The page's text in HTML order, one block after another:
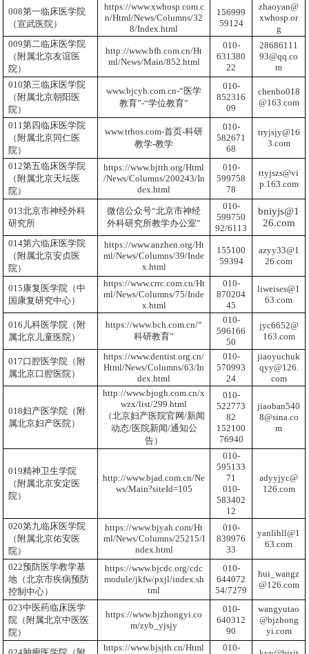
008第一临床医学院
（宣武医院）
https://www.xwhosp.com.c
n/Html/News/Columns/32
8/Index.html
156999
59124
zhaoyan@
xwhosp.or
g
009第二临床医学院
（附属北京友谊医
院）
http://www.bfh.com.cn/Ht
ml/News/Main/852.html
010-
631380
22
28686111
93@qq.co
m
010第三临床医学院
（附属北京朝阳医
院）
www.bjcyh.com.cn-“医学
教育”-“学位教育”
010-
852316
09
chenbo018
@163.com
011第四临床医学院
（附属北京同仁医
院）
www.trhos.com-首页-科研
教学-教学
010-
582671
68
tryjsjy@16
3.com
012第五临床医学院
（附属北京天坛医
院）
https://www.bjtth.org/Html
/News/Columns/200243/In
dex.html
010-
599758
78
ttyjszs@vi
p.163.com
013北京市神经外科
研究所
微信公众号“北京市神经
外科研究所教学办公室”
010-
599750
92/6113
bniyjs@1
26.com
014第六临床医学院
（附属北京安贞医
院）
https://www.anzhen.org/Ht
ml/News/Columns/39/Inde
x.html
155100
59394
azyy33@1
26.com
015康复医学院（中
国康复研究中心）
https://www.crrc.com.cn/Ht
ml/News/Columns/75/Inde
x.html
010-
870204
45
liweises@1
63.com
016儿科医学院（附
属北京儿童医院）
https://www.bch.com.cn/“
科研教育”
010-
596166
50
jyc6652@
163.com
017口腔医学院（附
属北京口腔医院）
https://www.dentist.org.cn/
Html/News/Columns/63/In
dex.html
010-
570993
24
jiaoyuchuk
qyy@126.
com
018妇产医学院（附
属北京妇产医院）
http://www.bjogh.com.cn/x
wzx/list/299.html
（北京妇产医院官网/新闻
动态/医院新闻/通知公
告）
010-
522773
82
152100
76940
jiaoban540
8@sina.co
m
019精神卫生学院
（附属北京安定医
院）
http://www.bjad.com.cn/Ne
ws/Main?siteId=105
010-
595133
71
010-
583402
12
adyyjyc@
126.com
020第九临床医学院
（附属北京佑安医
院）
https://www.bjyah.com/Ht
ml/News/Columns/25215/I
ndex.html
010-
839976
33
yanlihll@1
63.com
022预防医学教学基
地（北京市疾病预防
控制中心）
https://www.bjcdc.org/cdc
module/jkfw/pxjl/index.sh
tml
010-
644072
54/7279
hui_wangz
@126.com
023中医药临床医学
院（附属北京中医医
院）
https://www.bjzhongyi.co
m/zyb_yjsjy
010-
640312
90
wangyutao
@bjzhong
yi.com
https://www.bjsjth.cn/Html
010-